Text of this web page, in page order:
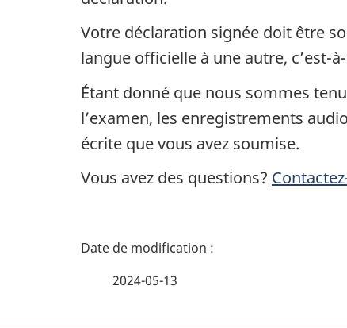
Votre déclaration signée doit être
langue officielle à une autre, c’est-
Étant donné que nous sommes
l’examen, les enregistrements
écrite que vous avez soumise.
Vous avez des questions?
D
2024-05-13